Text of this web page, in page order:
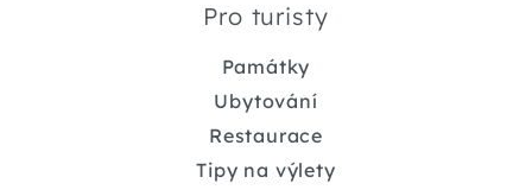
Pro turisty
Památky
Ubytování
Restaurace
Tipy na výlety